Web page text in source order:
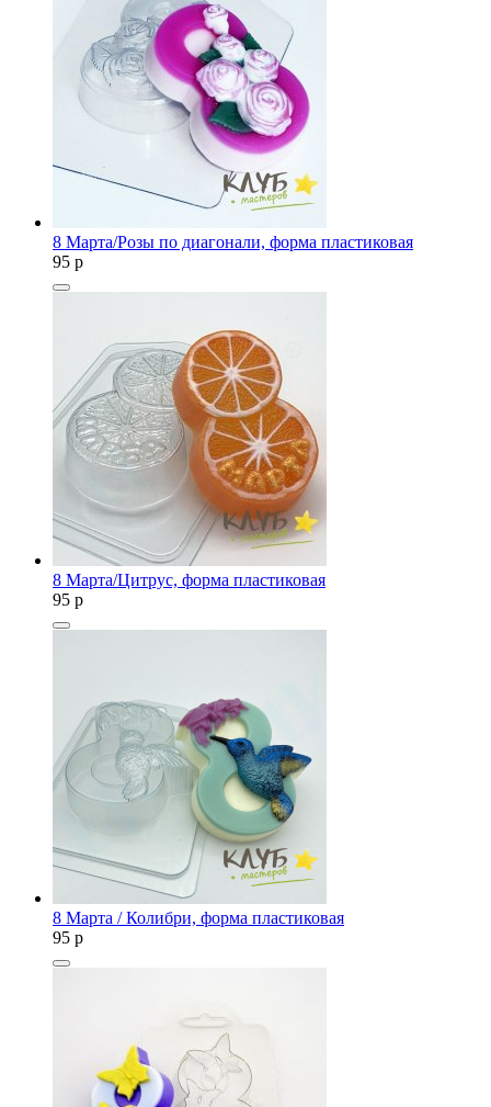
8 Марта/Розы по диагонали, форма пластиковая
95 p
8 Марта/Цитрус, форма пластиковая
95 p
8 Марта / Колибри, форма пластиковая
95 p